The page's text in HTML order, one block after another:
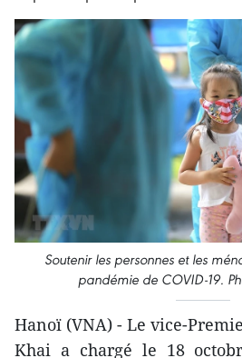
Soutenir les personnes et les
pandémie de COVID-19.
Hanoï (VNA) - Le vice-
Khai a chargé le 18